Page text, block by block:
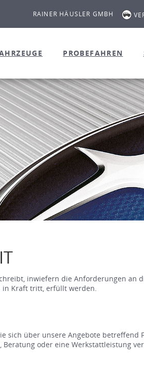
RAINER HÄUSLER GMBH
PROBEFAHREN
inwiefern die Anforderungen an
in Kraft tritt, erfüllt werden.
sich über unsere Angebote
oder eine Werkstattleistung